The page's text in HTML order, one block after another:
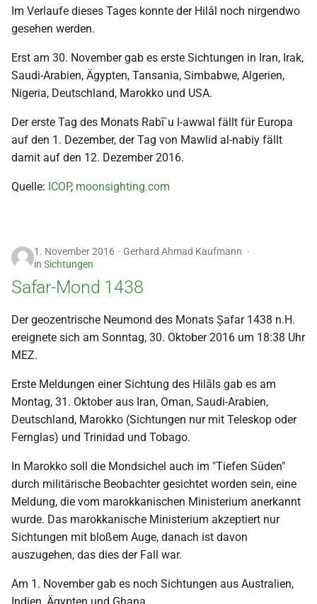
Im Verlaufe dieses Tages konnte der Hilâl noch nirgendwo
gesehen werden.
Erst am 30. November gab es erste Sichtungen in Iran, Irak,
Saudi-Arabien, Ägypten, Tansania, Simbabwe, Algerien,
Nigeria, Deutschland, Marokko und USA.
Der erste Tag des Monats Rabī`u l-awwal fällt für Europa
auf den 1. Dezember, der Tag von Mawlid al-nabiy fällt
damit auf den 12. Dezember 2016.
Quelle: ICOP, moonsighting.com
1. November 2016
Gerhard Ahmad Kaufmann
in Sichtungen
Safar-Mond 1438
Der geozentrische Neumond des Monats Ṣafar 1438 n.H.
ereignete sich am Sonntag, 30. Oktober 2016 um 18:38 Uhr
MEZ.
Erste Meldungen einer Sichtung des Hilāls gab es am
Montag, 31. Oktober aus Iran, Oman, Saudi-Arabien,
Deutschland, Marokko (Sichtungen nur mit Teleskop oder
Fernglas) und Trinidad und Tobago.
In Marokko soll die Mondsichel auch im "Tiefen Süden"
durch militärische Beobachter gesichtet worden sein, eine
Meldung, die vom marokkanischen Ministerium anerkannt
wurde. Das marokkanische Ministerium akzeptiert nur
Sichtungen mit bloßem Auge, danach ist davon
auszugehen, das dies der Fall war.
Am 1. November gab es noch Sichtungen aus Australien,